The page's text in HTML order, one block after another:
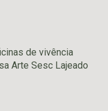
de vivência
Arte Sesc Lajeado